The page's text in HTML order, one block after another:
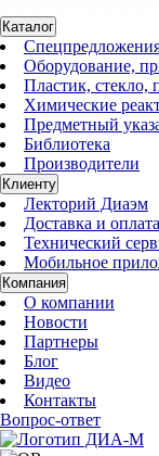
Каталог
Оборудование,
Пластик, стекло,
Химические
Предметный
Библиотека
Производители
Клиенту
Лекторий Диаэм
Доставка и оплата
Технический
Мобильное
Компания
О компании
Новости
Партнеры
Блог
Видео
Контакты
Вопрос-ответ